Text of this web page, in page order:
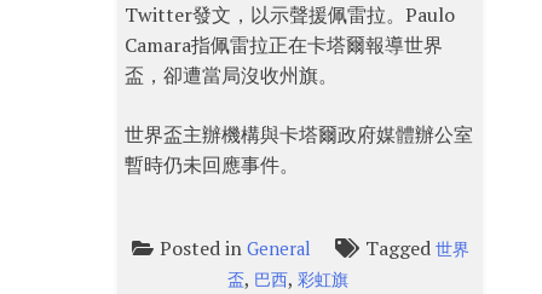
Twitter發文，以示聲援佩雷拉。Paulo
Camara指佩雷拉正在卡塔爾報導世界
盃，卻遭當局沒收州旗。
世界盃主辦機構與卡塔爾政府媒體辦公室
暫時仍未回應事件。
Posted in General Tagged 世界
盃, 巴西,彩虹旗